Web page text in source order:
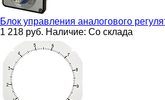
Блок управления аналогового
1 218 руб. Наличие: Со склада